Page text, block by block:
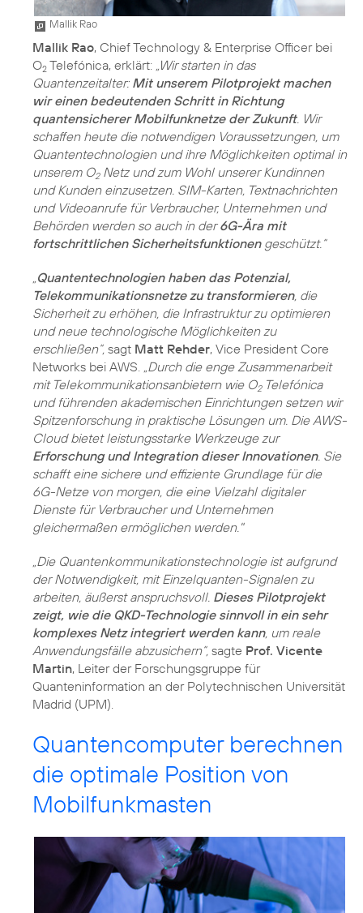
Mallik Rao
Mallik Rao, Chief Technology & Enterprise Officer bei
O2 Telefónica, erklärt: „Wir starten in das
Quantenzeitalter: Mit unserem Pilotprojekt machen
wir einen bedeutenden Schritt in Richtung
quantensicherer Mobilfunknetze der Zukunft. Wir
schaffen heute die notwendigen Voraussetzungen, um
Quantentechnologien und ihre Möglichkeiten optimal in
unserem O2Netz und zum Wohl unserer Kundinnen
und Kunden einzusetzen. SIM-Karten, Textnachrichten
und Videoanrufe für Verbraucher, Unternehmen und
Behörden werden so auch in der6G-Ära mit
fortschrittlichen Sicherheitsfunktionengeschützt.“
„Quantentechnologien haben das Potenzial,
Telekommunikationsnetze zu transformieren, die
Sicherheit zu erhöhen, die Infrastruktur zu optimieren
und neue technologische Möglichkeiten zu
erschließen“, sagt Matt Rehder, Vice President Core
Networks bei AWS. „Durch die enge Zusammenarbeit
mit Telekommunikationsanbietern wie O2Telefónica
und führenden akademischen Einrichtungen setzen wir
Spitzenforschung in praktische Lösungen um. Die AWS-
Cloud bietet leistungsstarke Werkzeuge zur
Erforschung und Integration dieser Innovationen. Sie
schafft eine sichere und effiziente Grundlage für die
6G-Netze von morgen, die eine Vielzahl digitaler
Dienste für Verbraucher und Unternehmen
gleichermaßen ermöglichen werden."
„Die Quantenkommunikationstechnologie ist aufgrund
der Notwendigkeit, mit Einzelquanten-Signalen zu
arbeiten, äußerst anspruchsvoll. Dieses Pilotprojekt
zeigt, wie die QKD-Technologie sinnvoll in ein sehr
komplexes Netz integriert werden kann, um reale
Anwendungsfälle abzusichern“, sagte Prof. Vicente
Martin, Leiter der Forschungsgruppe für
Quanteninformation an der Polytechnischen Universität
Madrid (UPM).
Quantencomputer berechnen
die optimale Position von
Mobilfunkmasten